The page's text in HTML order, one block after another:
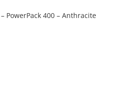
PowerPack 400 – Anthracite